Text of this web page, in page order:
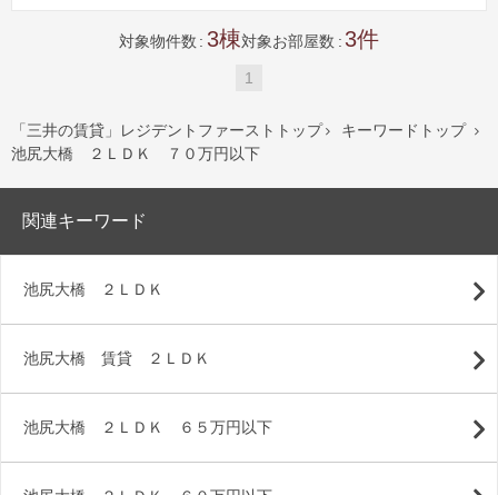
対象物件数 3 対象お部屋数 3
1
「三井の賃貸」レジデントファーストトップ  キーワードトップ 
池尻大橋 ２ＬＤＫ ７０万円以下
関連キーワード
池尻大橋 ２ＬＤＫ
池尻大橋 賃貸 ２ＬＤＫ
池尻大橋 ２ＬＤＫ ６５万円以下